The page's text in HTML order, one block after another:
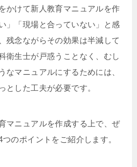
かけて新人教育マニュアルを作
」「現場と合っていない」と感
残念ながらその効果は半減して
衛生士が戸惑うことなく、むし
なマニュアルにするためには、
とした工夫が必要です。
マニュアルを作成する上で、ぜ
のポイントをご紹介します。